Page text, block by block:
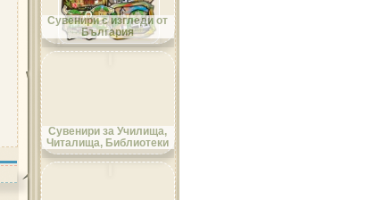
Сувенири с изгледи от
България
Сувенири за Училища,
Читалища, Библиотеки